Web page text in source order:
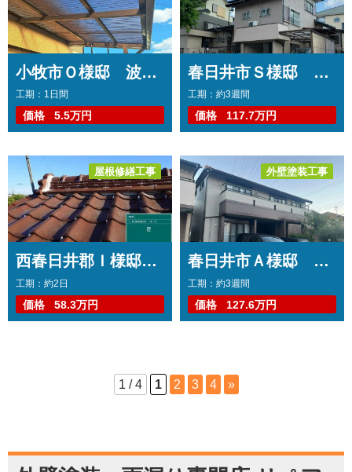
小牧市Ｏ様邸 波板交換工事
工期：1日間
価格 5.5万円
春日井市Ｓ様邸 外壁塗装工事 屋根塗装工事 波板張り替え工事 軒天張り替え工事
工期：約3週間
価格 117.7万円
波板張替え工事 その他工事
西春日井郡Ｉ様邸 波板交換工事・屋根修繕工事
工期：約2日
価格 58.3万円
屋根修繕工事
波板張替え工事
春日井市Ａ様邸 外壁塗装工事 コーキング打ち替え工事 コーキング打ち増し工事 バルコニートップコート工事 波板交換工事
工期：約3週間
価格 127.6万円
外壁塗装工事
トップコート工事
コーキング工事
波板張替え工事
1 / 4 1 2 3 4 »